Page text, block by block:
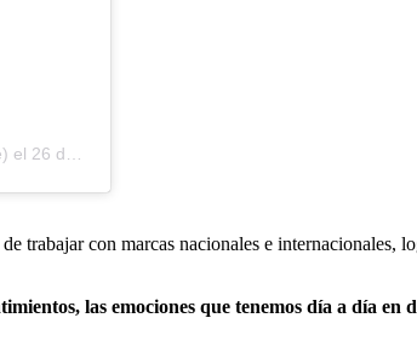
el 26 de Jul de 2020 a las 2:23 PDT
trabajar con marcas nacionales e
las emociones que tenemos día a día en